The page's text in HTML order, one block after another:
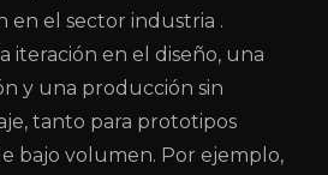
en el sector industria .
iteración en el diseño, una
y una producción sin
tanto para prototipos
bajo volumen. Por ejemplo,